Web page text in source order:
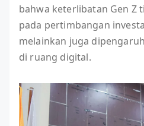
bahwa keterlibatan Gen Z
pada pertimbangan
melainkan juga
di ruang digital.